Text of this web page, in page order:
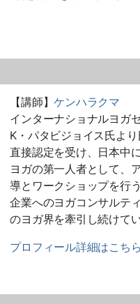
【講師】ケンハラクマ
インターナショナルヨガ
K・パタビジョイス氏よ
直接認定を受け、日本中
ヨガの第一人者として、
導とワークショップを行
企業へのヨガコンサルテ
のヨガ界を牽引し続けてい
プロフィール詳細はこちら